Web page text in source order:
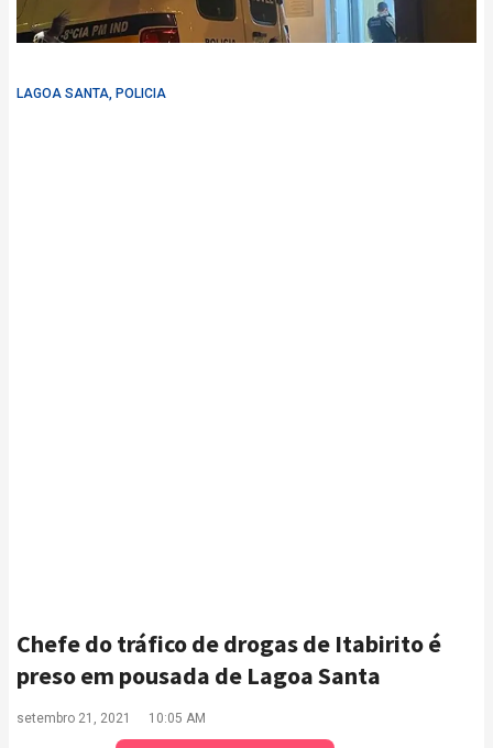
LAGOA SANTA, POLICIA
Chefe do tráfico de drogas de Itabirito é
preso em pousada de Lagoa Santa
setembro 21, 2021 10:05 AM